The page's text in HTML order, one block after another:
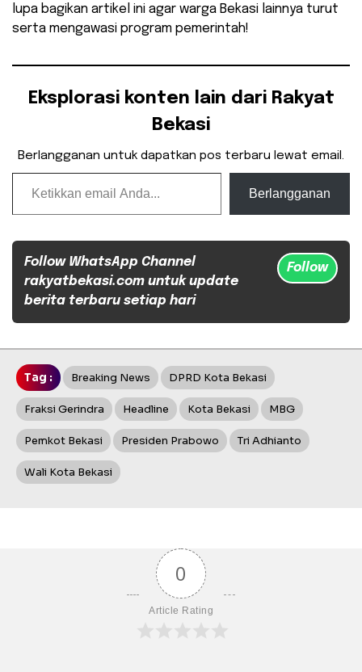
lupa bagikan artikel ini agar warga Bekasi lainnya turut
serta mengawasi program pemerintah!
Eksplorasi konten lain dari Rakyat
Bekasi
Berlangganan untuk dapatkan pos terbaru lewat email.
Ketikkan email Anda...
Berlangganan
Follow WhatsApp Channel
rakyatbekasi.com untuk update
berita terbaru setiap hari
Follow
Tag : Breaking News DPRD Kota Bekasi
Fraksi Gerindra Headline Kota Bekasi MBG
Pemkot Bekasi Presiden Prabowo Tri Adhianto
Wali Kota Bekasi
0
Article Rating